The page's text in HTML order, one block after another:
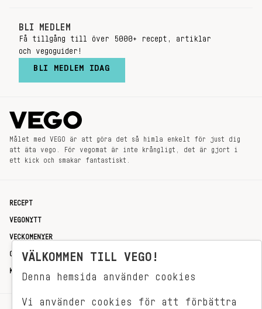
BLI MEDLEM
Få tillgång till över 5000+ recept, artiklar
och vegoguider!
BLI MEDLEM IDAG
Målet med VEGO är att göra det så himla enkelt för just dig
att äta vego. För vegomat är inte krångligt, det är gjort i
ett kick och smakar fantastiskt.
RECEPT
VEGONYTT
VECKOMENYER
OM OSS
KONTAKT
VÄLKOMMEN TILL VEGO!
Denna hemsida använder cookies
Vi använder cookies för att förbättra